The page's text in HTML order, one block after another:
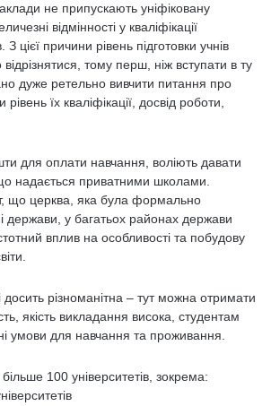
не припускають уніфіковану
відмінності у кваліфікації
З цієї причини рівень підготовки учнів
тому перш, ніж вступати в ту
дуже ретельно вивчити питання про
рівень їх кваліфікації, досвід роботи,
для оплати навчання, воліють давати
надається приватними школами.
що церква, яка була формально
і держави, у багатьох районах держави
вплив на особливості та побудову
досить різноманітна – тут можна отримати
якість викладання висока, студентам
умови для навчання та проживання.
більше 100 університетів, зокрема: